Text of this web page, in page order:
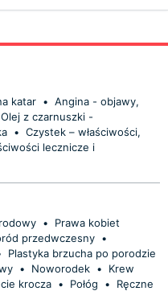
katar • Angina - objawy,
Olej z czarnuszki -
• Czystek – właściwości,
lecznicze i
•
Prawa kobiet
przedwczesny •
Plastyka brzucha po porodzie
• Noworodek •
Krew
krocza • Połóg •
Ręczne